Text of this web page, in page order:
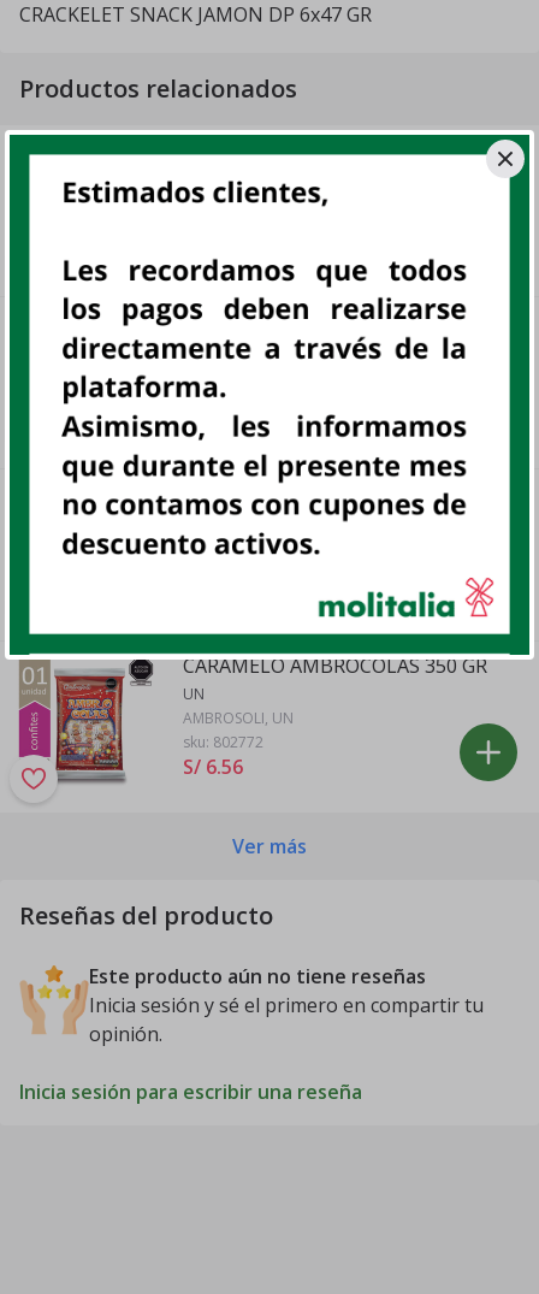
CRACKELET SNACK JAMON DP 6x47 GR
Productos relacionados
GRETEL FRESA 16X6X32GR.
sku: 801874
COSTA VIZZIO ESTUCHE 122 GR
UN
sku:801205
S/ 10 30
GALLETA VAINIYA 6x32 GR
DP
COSTA, DISP
CARAMELO AMBROCOLAS 350 GR
UN
AMBROSOLI, UN
sku: 802772
S/ 6.56
Ver más
Reseñas del producto
Este producto aún no tiene reseñas
Inicia sesión y sé el primero en compartir tu
opinión.
Inicia sesión para escribir una reseña